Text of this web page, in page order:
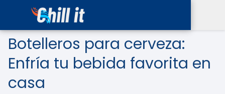
Botelleros para cerveza:
Enfría tu bebida favorita en
casa